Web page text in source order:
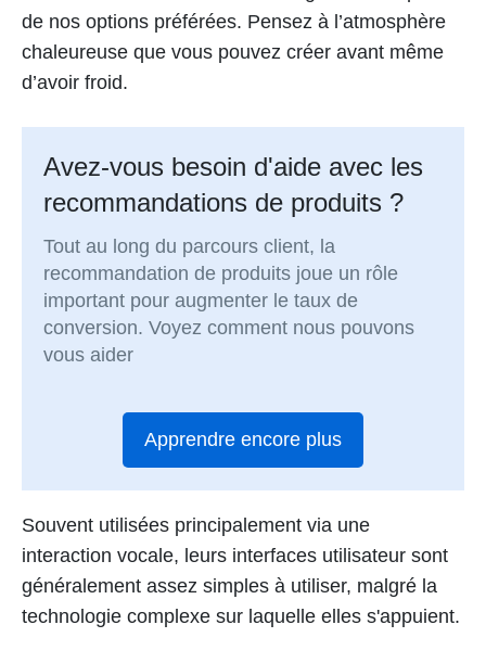
de nos options préférées. Pensez à l’atmosphère
chaleureuse que vous pouvez créer avant même
d’avoir froid.
Avez-vous besoin d'aide avec les
recommandations de produits ?
Tout au long du parcours client, la
recommandation de produits joue un rôle
important pour augmenter le taux de
conversion. Voyez comment nous pouvons
vous aider
Apprendre encore plus
Souvent utilisées principalement via une
interaction vocale, leurs interfaces utilisateur sont
généralement assez simples à utiliser, malgré la
technologie complexe sur laquelle elles s'appuient.